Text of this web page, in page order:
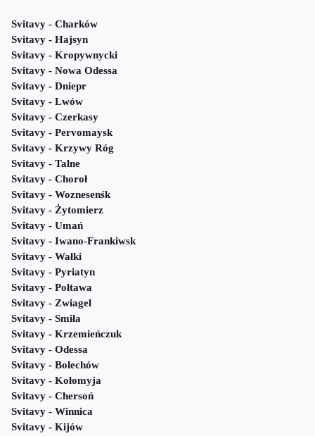
Svitavy - Charków
Svitavy - Hajsyn
Svitavy - Kropywnycki
Svitavy - Nowa Odessa
Svitavy - Dniepr
Svitavy - Lwów
Svitavy - Czerkasy
Svitavy - Pervomaysk
Svitavy - Krzywy Róg
Svitavy - Talne
Svitavy - Choroł
Svitavy - Woznesenśk
Svitavy - Żytomierz
Svitavy - Umań
Svitavy - Iwano-Frankiwsk
Svitavy - Wałki
Svitavy - Pyriatyn
Svitavy - Połtawa
Svitavy - Zwiagel
Svitavy - Smiła
Svitavy - Krzemieńczuk
Svitavy - Odessa
Svitavy - Bolechów
Svitavy - Kołomyja
Svitavy - Chersoń
Svitavy - Winnica
Svitavy - Kijów